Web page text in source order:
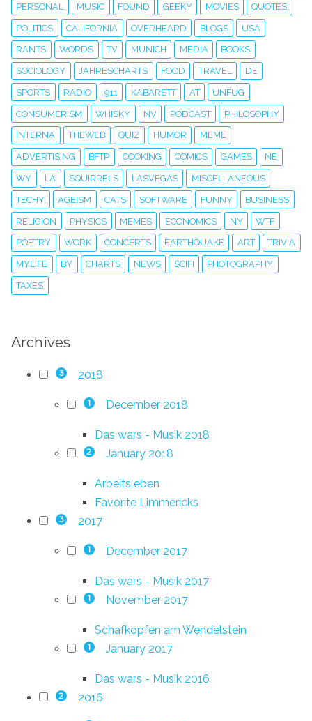
PERSONAL MUSIC FOUND GEEKY MOVIES QUOTES
POLITICS CALIFORNIA OVERHEARD BLOGS USA
RANTS WORDS TV MUNICH MEDIA BOOKS
SOCIOLOGY JAHRESCHARTS FOOD TRAVEL DE
SPORTS RADIO 911 KABARETT AT UNFUG
CONSUMERISM WHISKY NV PODCAST PHILOSOPHY
INTERNA THEWEB QUIZ HUMOR MEME
ADVERTISING BFTP COOKING COMICS GAMES NE
WY LA SQUIRRELS LASVEGAS MISCELLANEOUS
TECHY AGEISM CATS SOFTWARE FUNNY BUSINESS
RELIGION PHYSICS MEMES ECONOMICS NY WTF
POETRY WORK CONCERTS EARTHQUAKE ART TRIVIA
MYLIFE BY CHARTS NEWS SCIFI PHOTOGRAPHY
TAXES
Archives
3 2018
1 December 2018
Das wars - Musik 2018
2 January 2018
Arbeitsleben
Favorite Limmericks
3 2017
1 December 2017
Das wars - Musik 2017
1 November 2017
Schafkopfen am Wendelstein
1 January 2017
Das wars - Musik 2016
2 2016